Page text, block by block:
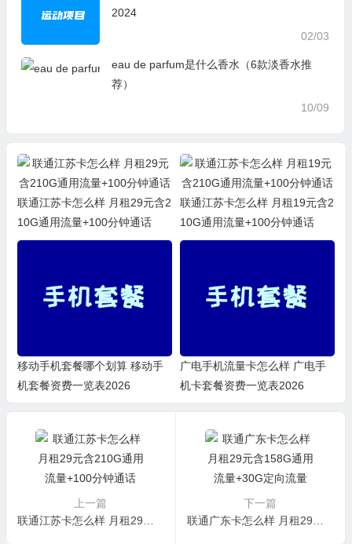
2024
02/03
eau de parfum是什么香水（6款淡香水推
荐）
10/09
联通江苏卡怎么样 月租29元含2
10G通用流量+100分钟通话
联通江苏卡怎么样 月租19元含2
10G通用流量+100分钟通话
移动手机套餐哪个划算 移动手
机套餐资费一览表2026
广电手机流量卡怎么样 广电手
机卡套餐资费一览表2026
上一篇
下一篇